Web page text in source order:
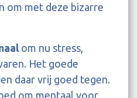
om met deze bizarre
om nu stress,
Het goede
daar vrij goed tegen.
om mentaal voor